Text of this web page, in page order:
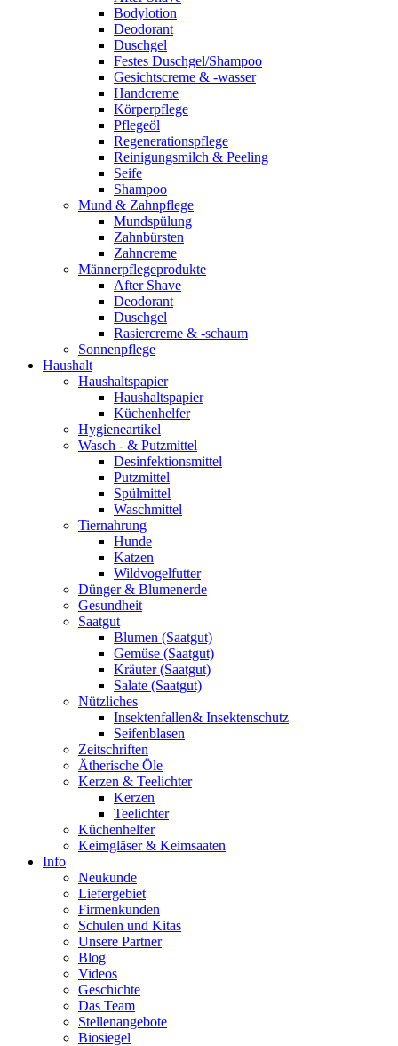
Bodylotion
Deodorant
Duschgel
Festes Duschgel/Shampoo
Gesichtscreme & -wasser
Handcreme
Körperpflege
Pflegeöl
Regenerationspflege
Reinigungsmilch & Peeling
Seife
Shampoo
Mund & Zahnpflege
Mundspülung
Zahnbürsten
Zahncreme
Männerpflegeprodukte
After Shave
Deodorant
Duschgel
Rasiercreme & -schaum
Sonnenpflege
Haushalt
Haushaltspapier
Haushaltspapier
Küchenhelfer
Hygieneartikel
Wasch - & Putzmittel
Desinfektionsmittel
Putzmittel
Spülmittel
Waschmittel
Tiernahrung
Hunde
Katzen
Wildvogelfutter
Dünger & Blumenerde
Gesundheit
Saatgut
Blumen (Saatgut)
Gemüse (Saatgut)
Kräuter (Saatgut)
Salate (Saatgut)
Nützliches
Insektenfallen& Insektenschutz
Seifenblasen
Zeitschriften
Ätherische Öle
Kerzen & Teelichter
Kerzen
Teelichter
Küchenhelfer
Keimgläser & Keimsaaten
Info
Neukunde
Liefergebiet
Firmenkunden
Schulen und Kitas
Unsere Partner
Blog
Videos
Geschichte
Das Team
Stellenangebote
Biosiegel